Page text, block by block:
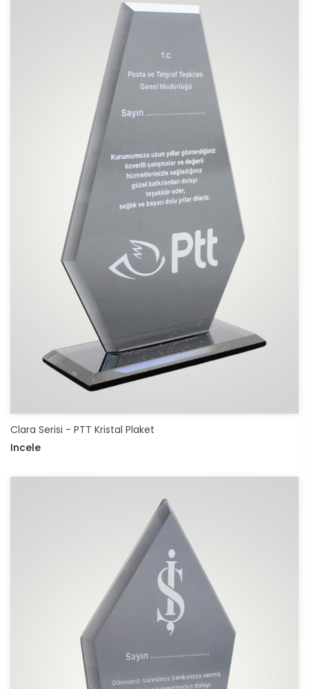
Clara Serisi - PTT Kristal Plaket
Incele